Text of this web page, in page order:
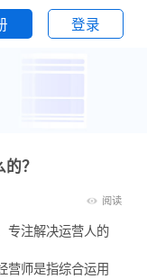
登录
？
阅读
专注解决运营人的
营师是指综合运用